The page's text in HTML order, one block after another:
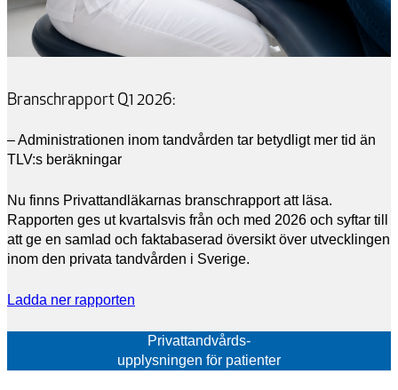
Branschrapport Q1 2026:
– Administrationen inom tandvården tar betydligt mer tid än
TLV:s beräkningar
Nu finns Privattandläkarnas branschrapport att läsa.
Rapporten ges ut kvartalsvis från och med 2026 och syftar till
att ge en samlad och faktabaserad översikt över utvecklingen
inom den privata tandvården i Sverige.
Ladda ner rapporten
Privattandvårds-
upplysningen för patienter